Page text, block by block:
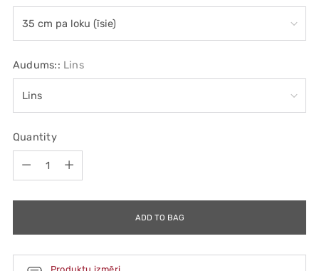
Audums:: Lins
Quantity
ADD TO BAG